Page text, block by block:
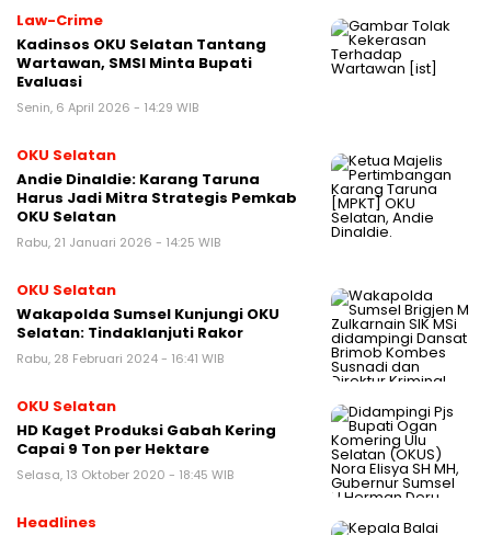
Law-Crime
Kadinsos OKU Selatan Tantang
Wartawan, SMSI Minta Bupati
Evaluasi
Senin, 6 April 2026 - 14:29 WIB
OKU Selatan
Andie Dinaldie: Karang Taruna
Harus Jadi Mitra Strategis Pemkab
OKU Selatan
Rabu, 21 Januari 2026 - 14:25 WIB
OKU Selatan
Wakapolda Sumsel Kunjungi OKU
Selatan: Tindaklanjuti Rakor
Rabu, 28 Februari 2024 - 16:41 WIB
OKU Selatan
HD Kaget Produksi Gabah Kering
Capai 9 Ton per Hektare
Selasa, 13 Oktober 2020 - 18:45 WIB
Headlines